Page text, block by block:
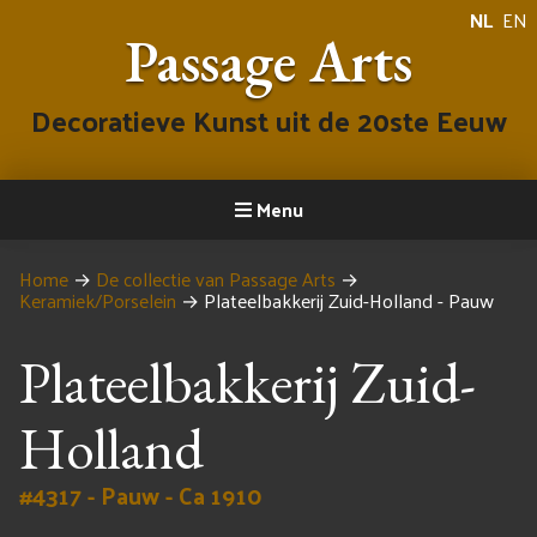
NL EN
Passage Arts
Decoratieve Kunst uit de 20ste Eeuw
Menu
Home → De collectie van Passage Arts →
Keramiek/Porselein → Plateelbakkerij Zuid-Holland - Pauw
Plateelbakkerij Zuid-
Holland
#4317 - Pauw - Ca 1910